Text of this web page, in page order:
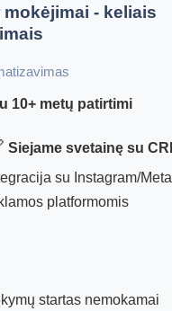
- keliais
10+ metų patirtimi
Siejame svetainę su
su Instagram/
platformomis
startas nemokamai